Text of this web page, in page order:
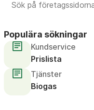
Populära sökningar
Kundservice
Prislista
Tjänster
Biogas